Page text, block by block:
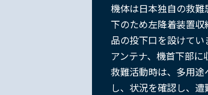
機体は日本独自の救
下のため左降着装置
品の投下口を設けて
アンテナ、機首下部に
救難活動時は、多用
し、状況を確認し、